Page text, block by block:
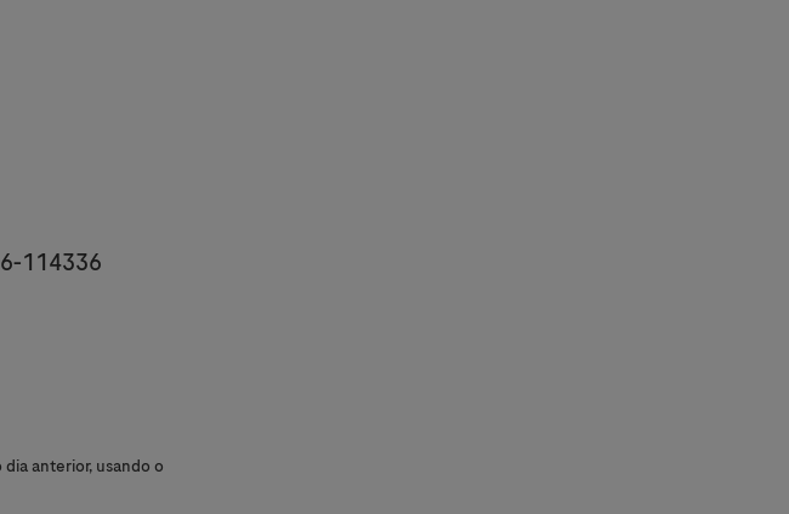
114336
anterior, usando o